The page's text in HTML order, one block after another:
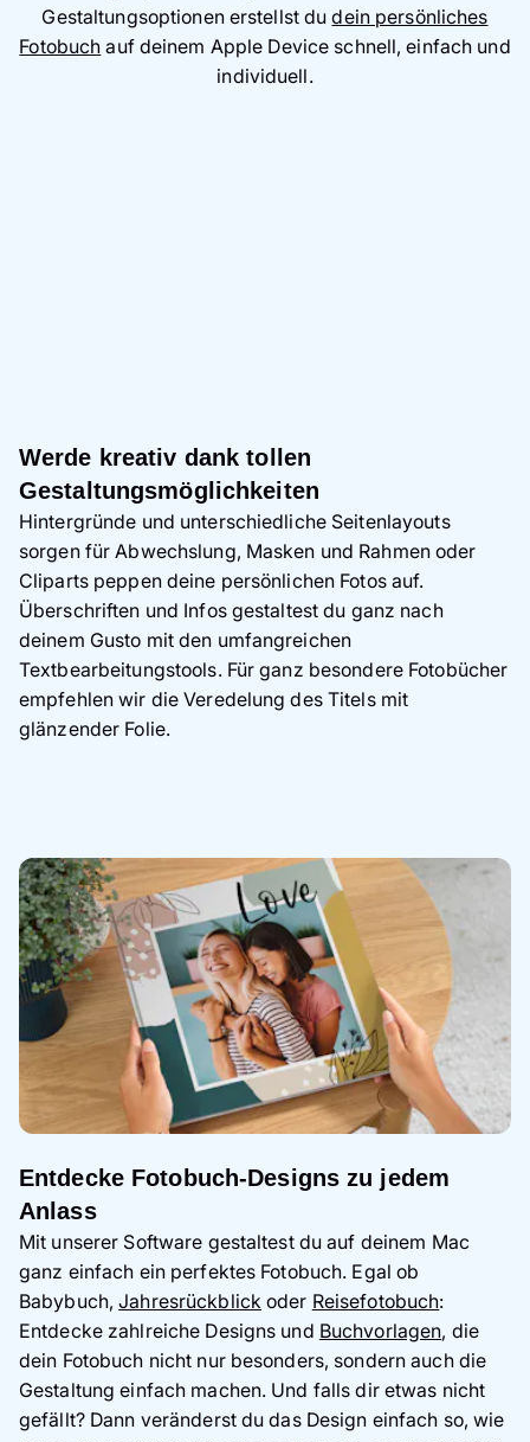
Gestaltungsoptionen erstellst dudein persönliches
Fotobuch auf deinem Apple Device schnell, einfach und
individuell.
Werde kreativ dank tollen
Gestaltungsmöglichkeiten
Hintergründe und unterschiedliche Seitenlayouts
sorgen für Abwechslung, Masken und Rahmen oder
Cliparts peppen deine persönlichen Fotos auf.
Überschriften und Infos gestaltest du ganz nach
deinem Gusto mit den umfangreichen
Textbearbeitungstools. Für ganz besondere Fotobücher
empfehlen wir die Veredelung des Titels mit
glänzender Folie.
Entdecke Fotobuch-Designs zu jedem
Anlass
Mit unserer Software gestaltest du auf deinem Mac
ganz einfach ein perfektes Fotobuch. Egal ob
Babybuch,Jahresrückblick oder Reisefotobuch:
Entdecke zahlreiche Designs und Buchvorlagen, die
dein Fotobuch nicht nur besonders, sondern auch die
Gestaltung einfach machen. Und falls dir etwas nicht
gefällt? Dann veränderst du das Design einfach so, wie